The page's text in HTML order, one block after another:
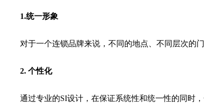
1.统一形象
对于一个连锁品牌来说，不同的地点、不同层次的门
2. 个性化
通过专业的SI设计，在保证系统性和统一性的同时，